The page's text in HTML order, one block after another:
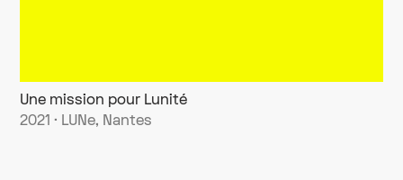
Une mission pour Lunité
2021 · LUNe, Nantes